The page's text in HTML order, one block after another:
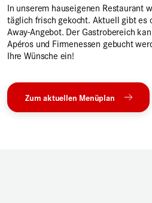
In unserem hauseigenen Restaurant
täglich frisch gekocht. Aktuell gibt es
Away-Angebot. Der Gastrobereich
Apéros und Firmenessen gebucht
Ihre Wünsche ein!
Zum aktuellen Menüplan